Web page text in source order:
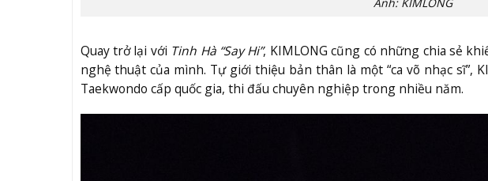
Ảnh: KIMLONG
Quay trở lại với Tinh Hà “Say Hi”, KIMLONG cũng có những chia sẻ
nghệ thuật của mình. Tự giới thiệu bản thân là một “ca võ nhạc sĩ”,
Taekwondo cấp quốc gia, thi đấu chuyên nghiệp trong nhiều năm.